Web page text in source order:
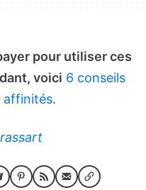
pour utiliser ces
voici 6 conseils
affinités.